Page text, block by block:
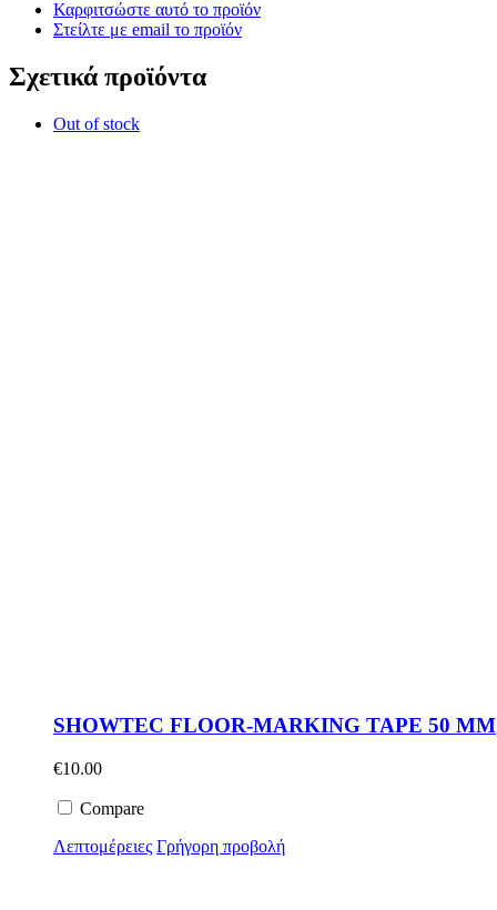
Καρφιτσώστε αυτό το προϊόν
Στείλτε με email το προϊόν
Σχετικά προϊόντα
Out of stock
SHOWTEC FLOOR-MARKING TAPE 50 MM
€10.00
Compare
Λεπτομέρειες Γρήγορη προβολή